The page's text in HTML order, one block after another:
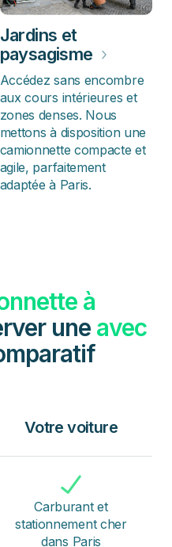
Jardins et
paysagisme ›
Accédez sans encombre
aux cours intérieures et
zones denses. Nous
mettons à disposition une
camionnette compacte et
agile, parfaitement
adaptée à Paris.
à
une avec
Votre voiture
Carburant et
stationnement cher
dans Paris